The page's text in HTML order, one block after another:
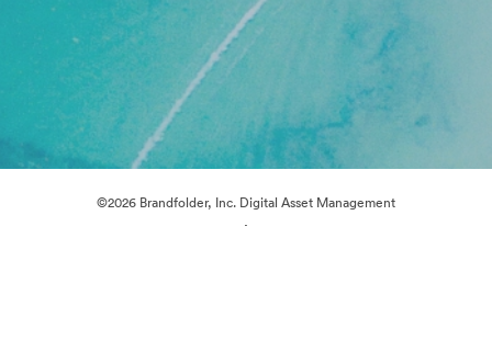
©2026 Brandfolder, Inc. Digital Asset Management
·